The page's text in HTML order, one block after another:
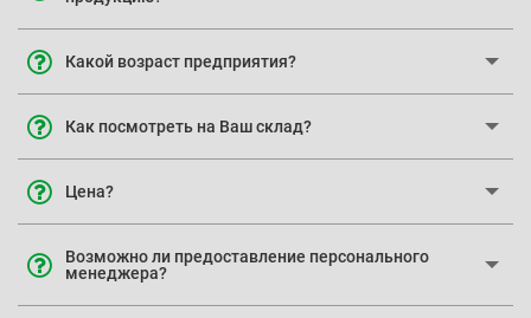
Какой возраст предприятия?
Как посмотреть на Ваш склад?
Цена?
Возможно ли предоставление персонального
менеджера?